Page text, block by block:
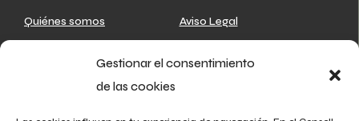
Gestionar el consentimiento
de las cookies
Quiénes somos
Aviso Legal
Política de cookies